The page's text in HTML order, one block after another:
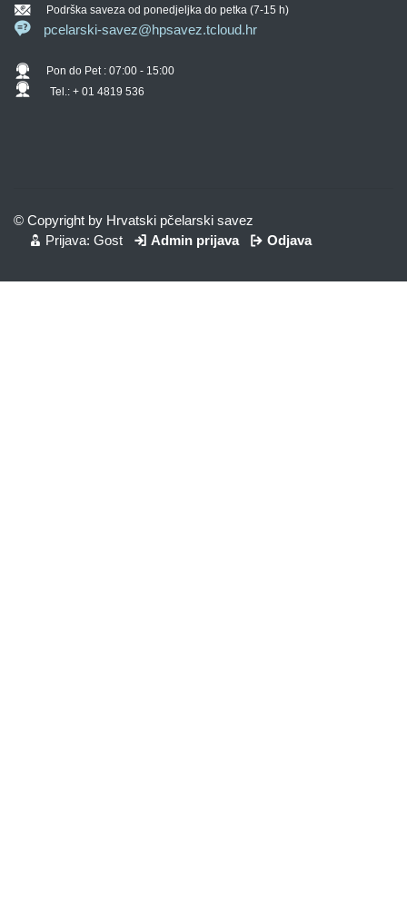
Podrška saveza od ponedjeljka do petka (7-15 h)
pcelarski-savez@hpsavez.tcloud.hr
Pon do Pet : 07:00 - 15:00
Tel.: + 01 4819 536
© Copyright by Hrvatski pčelarski savez
Prijava: Gost
Admin prijava Odjava